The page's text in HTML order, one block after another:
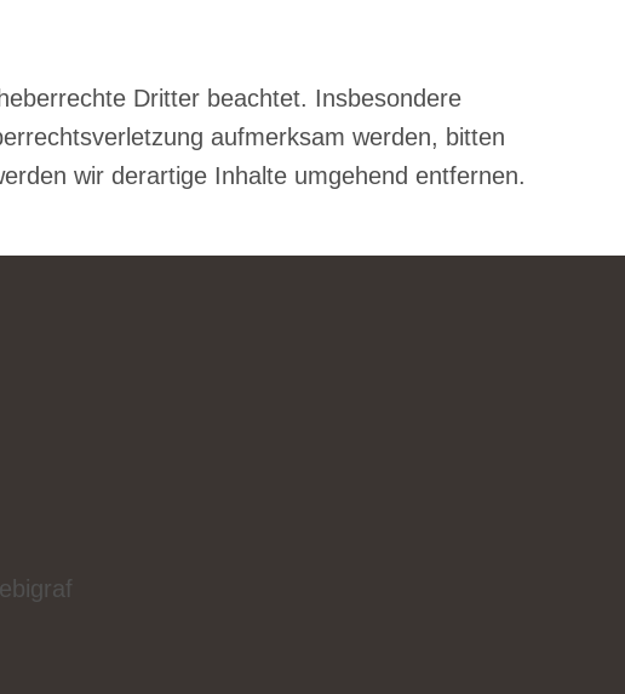
Dritter beachtet. Insbesondere
aufmerksam werden, bitten
wir derartige Inhalte umgehend entfernen.